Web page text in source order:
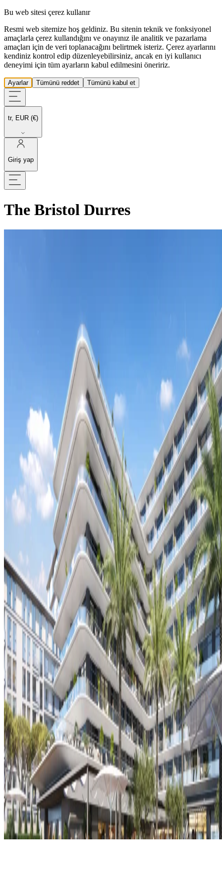
Bu web sitesi çerez kullanır
Resmi web sitemize hoş geldiniz. Bu sitenin teknik ve fonksiyonel
amaçlarla çerez kullandığını ve onayınız ile analitik ve pazarlama
amaçları için de veri toplanacağını belirtmek isteriz. Çerez ayarlarını
kendiniz kontrol edip düzenleyebilirsiniz, ancak en iyi kullanıcı
deneyimi için tüm ayarların kabul edilmesini öneririz.
Ayarlar Tümünü reddet Tümünü kabul et
tr, EUR (€)
Giriş yap
The Bristol Durres
Zaman zaman haberler ve teklifler hakkında e-posta almayı kabul
ediyorum.
Gizlilik Politikasınave Kullanım Şartlarına uymayı
kabul etmiş olursunuz.
Konaklayın ve Deneyimleyin
Politikalar ve Diğerleri
Genel
Çerez onayı
Gizlilik Politikası
Şartlar ve Koşullar
Telif Hakkı © 2026, The Bristol Hotels & Resorts
Konaklamanızı rezerve edin